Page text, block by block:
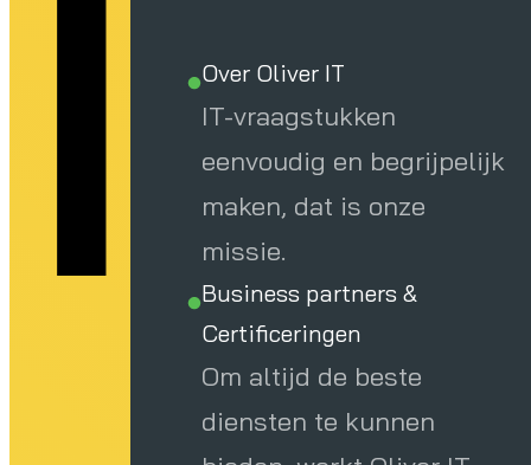
Over Oliver IT
IT-vraagstukken
eenvoudig en begrijpelijk
maken, dat is onze
missie.
Business partners &
Certificeringen
Om altijd de beste
diensten te kunnen